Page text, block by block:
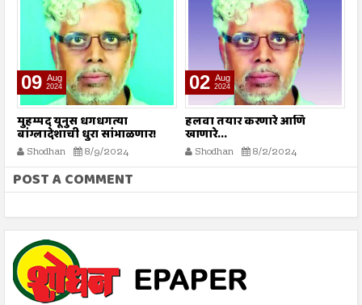
09 Aug
2024
मुहम्मद यूनुस धगधगत्या
बांग्लादेशाची धुरा सांभाळणार!
Shodhan 8/9/2024
02 Aug
2024
हलवा तयार करणारे आणि
खाणारे...
Shodhan 8/2/2024
POST A COMMENT